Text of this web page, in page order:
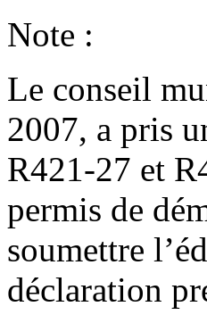
Note :
Le conseil
2007, a pris
R421-27 et
permis de
soumettre
déclaration